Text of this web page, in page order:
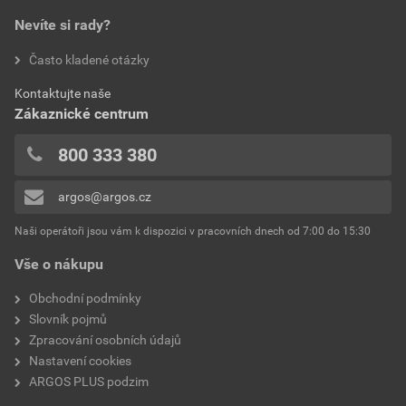
bez DPH za ks
Bezhalogenové
Jmenovité napětí
Jmenovitý proud
Kvalita materiálu
Počet jednotek
Počet fází 1
Provedení
Přepěťová ochrana
Počet aktivních kontaktů
(kulaté)
hodnotilo 0 uživatelů
Přidávat hodnocení může pouze přihlášený uživatel.
Vše o nákupu
Obchodní podmínky
Slovník pojmů
Zpracování osobních údajů
Nastavení cookies
ARGOS PLUS podzim
Nevíte si rady?
Často kladené otázky
Kontaktujte naše
Zákaznické centrum
800 333 380
argos@argos.cz
Naši operátoři jsou vám k dispozici v pracovních dnech od 7:00 do 15:30